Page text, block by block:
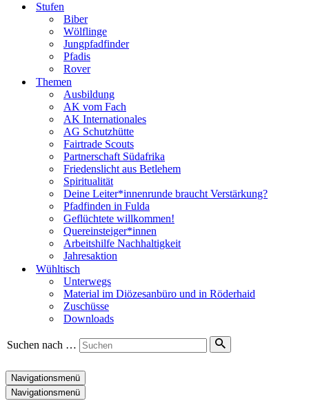
Stufen
Biber
Wölflinge
Jungpfadfinder
Pfadis
Rover
Themen
Ausbildung
AK vom Fach
AK Internationales
AG Schutzhütte
Fairtrade Scouts
Partnerschaft Südafrika
Friedenslicht aus Betlehem
Spiritualität
Deine Leiter*innenrunde braucht Verstärkung?
Pfadfinden in Fulda
Geflüchtete willkommen!
Quereinsteiger*innen
Arbeitshilfe Nachhaltigkeit
Jahresaktion
Wühltisch
Unterwegs
Material im Diözesanbüro und in Röderhaid
Zuschüsse
Downloads
Suchen nach …
Navigationsmenü
Navigationsmenü